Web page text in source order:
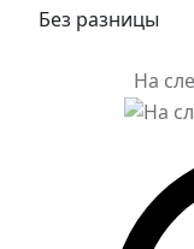
Без разницы